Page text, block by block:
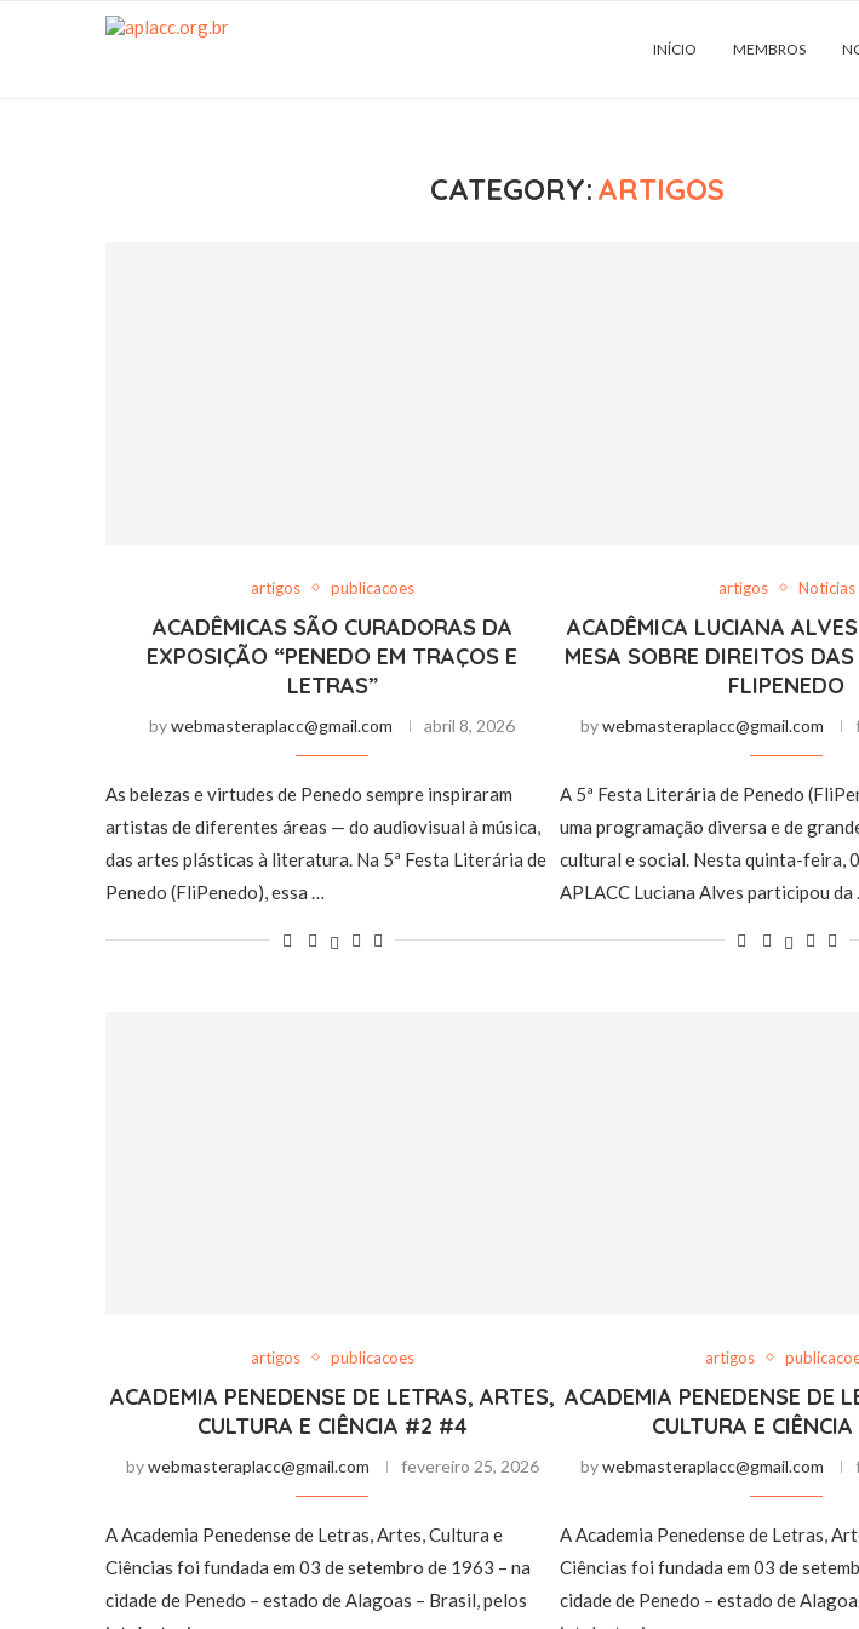
INÍCIO MEMBROS
CATEGORY: ARTIGOS
artigos publicacoes
ACADÊMICAS SÃO CURADORAS DA
EXPOSIÇÃO “PENEDO EM TRAÇOS E
LETRAS”
bywebmasteraplacc@gmail.com abril 8, 2026
As belezas e virtudes de Penedo sempre inspiraram
artistas de diferentes áreas — do audiovisual à música,
das artes plásticas à literatura. Na 5ª Festa Literária de
Penedo (FliPenedo), essa …
artigos Noticias
ACADÊMICA LUCIANA
MESA SOBRE DIREITOS
FLIPENEDO
bywebmasteraplacc@gmail.com
A 5ª Festa Literária de Penedo
uma programação diversa e de
cultural e social. Nesta quinta-feira,
APLACC Luciana Alves participou da
artigos publicacoes
ACADEMIA PENEDENSE DE LETRAS, ARTES,
CULTURA E CIÊNCIA #2 #4
bywebmasteraplacc@gmail.com fevereiro 25, 2026
A Academia Penedense de Letras, Artes, Cultura e
Ciências foi fundada em 03 de setembro de 1963 – na
cidade de Penedo – estado de Alagoas – Brasil, pelos
artigos
ACADEMIA PENEDENSE DE
CULTURA E
bywebmasteraplacc@gmail.com
A Academia Penedense de Letras,
Ciências foi fundada em 03 de
cidade de Penedo – estado de